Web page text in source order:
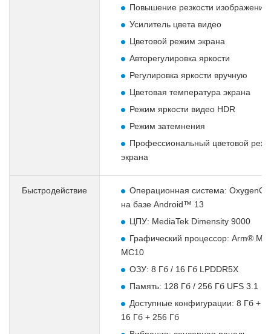
Повышение резкости изображения
Усилитель цвета видео
Цветовой режим экрана
Авторегулировка яркости
Регулировка яркости вручную
Цветовая температура экрана
Режим яркости видео HDR
Режим затемнения
Профессиональный цветовой
экрана
Быстродействие
Операционная система:
на базе Android™ 13
ЦПУ: MediaTek Dimensity 9000
Графический процессор: Arm®
MC10
ОЗУ: 8 Гб / 16 Гб LPDDR5X
Память: 128 Гб / 256 Гб UFS 3.1
Доступные конфигурации: 8 Гб +
16 Гб + 256 Гб